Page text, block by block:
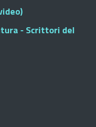
- Scrittori del